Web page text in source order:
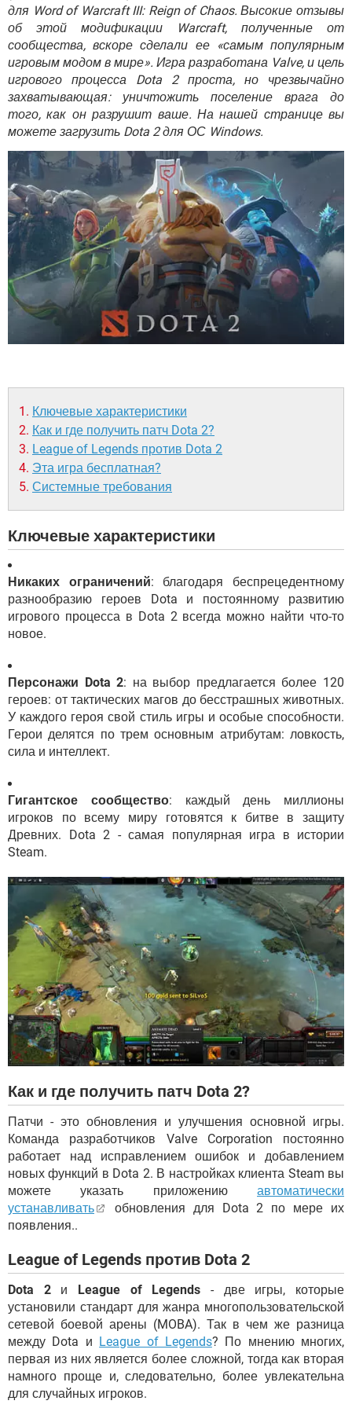
ВИДЕО GOOGLE
YANDEX
для Word of Warcraft III: Reign of Chaos. Высокие отзывы
об этой модификации Warcraft, полученные от
сообщества, вскоре сделали ее «самым популярным
игровым модом в мире». Игра разработана Valve, и цель
игрового процесса Dota 2 проста, но чрезвычайно
захватывающая: уничтожить поселение врага до
того, как он разрушит ваше. На нашей странице вы
можете загрузить Dota 2 для ОС Windows.
Ключевые характеристики
Как и где получить патч Dota 2?
League of Legends против Dota 2
Эта игра бесплатная?
Системные требования
Ключевые характеристики
Никаких ограничений: благодаря беспрецедентному
разнообразию героев Dota и постоянному развитию
игрового процесса в Dota 2 всегда можно найти что-то
новое.
Персонажи Dota 2: на выбор предлагается более 120
героев: от тактических магов до бесстрашных животных.
У каждого героя свой стиль игры и особые способности.
Герои делятся по трем основным атрибутам: ловкость,
сила и интеллект.
Гигантское сообщество: каждый день миллионы
игроков по всему миру готовятся к битве в защиту
Древних. Dota 2 - самая популярная игра в истории
Steam.
Как и где получить патч Dota 2?
Патчи - это обновления и улучшения основной игры.
Команда разработчиков Valve Corporation постоянно
работает над исправлением ошибок и добавлением
новых функций в Dota 2. В настройках клиента Steam вы
можете указать приложению автоматически
устанавливать
обновления для Dota 2 по мере их
появления..
League of Legends против Dota 2
Dota 2и League of Legends - две игры, которые
установили стандарт для жанра многопользовательской
сетевой боевой арены (MOBA). Так в чем же разница
между Dota и League of Legends? По мнению многих,
первая из них является более сложной, тогда как вторая
намного проще и, следовательно, более увлекательна
для случайных игроков.